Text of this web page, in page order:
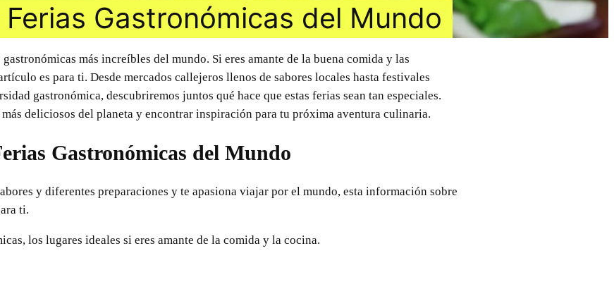
Gastronómicas del Mundo
más increíbles del mundo. Si eres amante de la buena comida y las
es para ti. Desde mercados callejeros llenos de sabores locales hasta festivales
gastronómica, descubriremos juntos qué hace que estas ferias sean tan especiales.
deliciosos del planeta y encontrar inspiración para tu próxima aventura culinaria.
Gastronómicas del Mundo
y diferentes preparaciones y te apasiona viajar por el mundo, esta información sobre
ti.
los lugares ideales si eres amante de la comida y la cocina.